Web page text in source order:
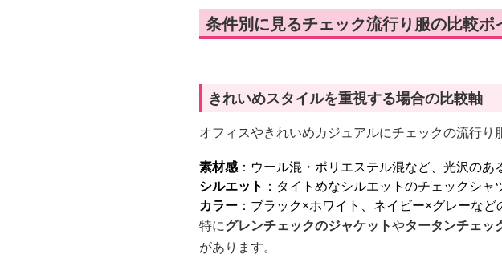
条件別に見るチェック流行り服の比較ポ
きれいめスタイルを重視する場合の比較軸
オフィスやきれいめカジュアルにチェックの流行り
素材感：ウール混・ポリエステル混など、光沢のあ
シルエット ：タイトめなシルエットのチェックシ
カラー ：ブラック×ホワイト、ネイビー×グレーな
特にグレンチェックのジャケットやタータンチェッ
があります。